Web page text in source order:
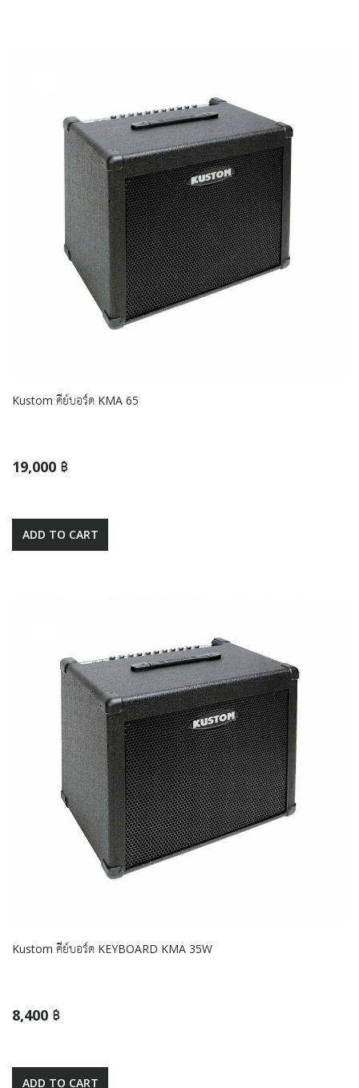
Kustom คีย์บอร์ด KMA 65
19,000 ฿
ADD TO CART
Kustom คีย์บอร์ด KEYBOARD KMA 35W
8,400 ฿
ADD TO CART